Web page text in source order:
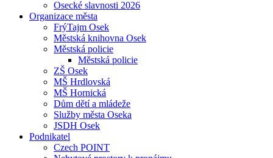
Osecké slavnosti 2026
Organizace města
FrýTajm Osek
Městská knihovna Osek
Městská policie
Městská policie
ZŠ Osek
MŠ Hrdlovská
MŠ Hornická
Dům dětí a mládeže
Služby města Oseka
JSDH Osek
Podnikatel
Czech POINT